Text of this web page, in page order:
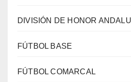
DIVISIÓN DE HONOR
FÚTBOL BASE
FÚTBOL COMARCAL